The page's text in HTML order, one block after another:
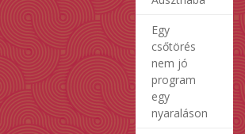
Egy
csőtörés
nem jó
program
egy
nyaraláson